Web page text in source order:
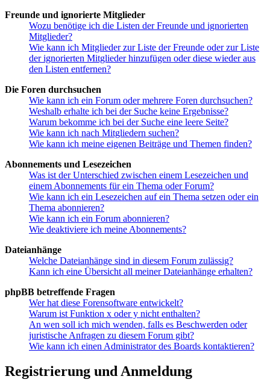
Freunde und ignorierte Mitglieder
Wozu benötige ich die Listen der Freunde und ignorierten
Mitglieder?
Wie kann ich Mitglieder zur Liste der Freunde oder zur Liste
der ignorierten Mitglieder hinzufügen oder diese wieder aus
den Listen entfernen?
Die Foren durchsuchen
Wie kann ich ein Forum oder mehrere Foren durchsuchen?
Weshalb erhalte ich bei der Suche keine Ergebnisse?
Warum bekomme ich bei der Suche eine leere Seite?
Wie kann ich nach Mitgliedern suchen?
Wie kann ich meine eigenen Beiträge und Themen finden?
Abonnements und Lesezeichen
Was ist der Unterschied zwischen einem Lesezeichen und
einem Abonnements für ein Thema oder Forum?
Wie kann ich ein Lesezeichen auf ein Thema setzen oder ein
Thema abonnieren?
Wie kann ich ein Forum abonnieren?
Wie deaktiviere ich meine Abonnements?
Dateianhänge
Welche Dateianhänge sind in diesem Forum zulässig?
Kann ich eine Übersicht all meiner Dateianhänge erhalten?
phpBB betreffende Fragen
Wer hat diese Forensoftware entwickelt?
Warum ist Funktion x oder y nicht enthalten?
An wen soll ich mich wenden, falls es Beschwerden oder
juristische Anfragen zu diesem Forum gibt?
Wie kann ich einen Administrator des Boards kontaktieren?
Registrierung und Anmeldung